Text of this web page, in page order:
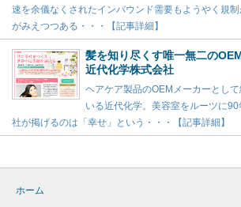
速を余儀なくされたインバウンド需要もようやく規
がみえつつある・・・【記事詳細】
髪を知り尽くす唯一無二の
近代化学株式会社
ヘアケア製品のOEMメーカーとし
いる近代化学。美容室をルーツに
社が掲げるのは「幸せ」という・・・【記事詳細】
ホーム